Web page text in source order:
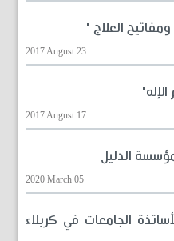
العلاج "
2017 August 23
2017 August 17
الدليل
2020 March 05
الجامعات في كربلاء